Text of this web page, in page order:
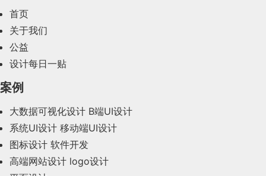
2024年2月(58)
2023年10月(14)
首页
关于我们
公益
设计每日一贴
案例
大数据可视化设计 B端UI设计
系统UI设计 移动端UI设计
图标设计 软件开发
高端网站设计 logo设计